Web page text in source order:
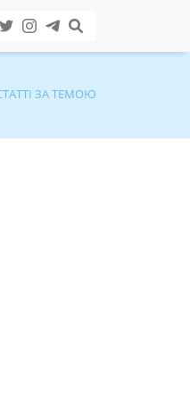
ЗА ТЕМОЮ